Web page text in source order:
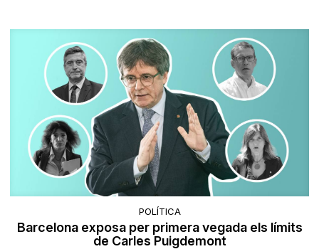
POLÍTICA
Barcelona exposa per primera vegada els límits
de Carles Puigdemont